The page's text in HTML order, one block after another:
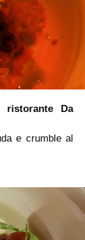
Da
e crumble al